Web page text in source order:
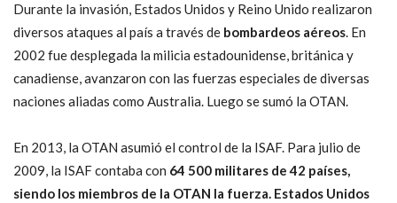
Durante la invasión, Estados Unidos y Reino Unido realizaron
diversos ataques al país a través de bombardeos aéreos. En
2002 fue desplegada la milicia estadounidense, británica y
canadiense, avanzaron con las fuerzas especiales de diversas
naciones aliadas como Australia. Luego se sumó la OTAN.
En 2013, la OTAN asumió el control de la ISAF. Para julio de
2009, la ISAF contaba con 64 500 militares de 42 países,
siendo los miembros de la OTAN la fuerza. Estados Unidos